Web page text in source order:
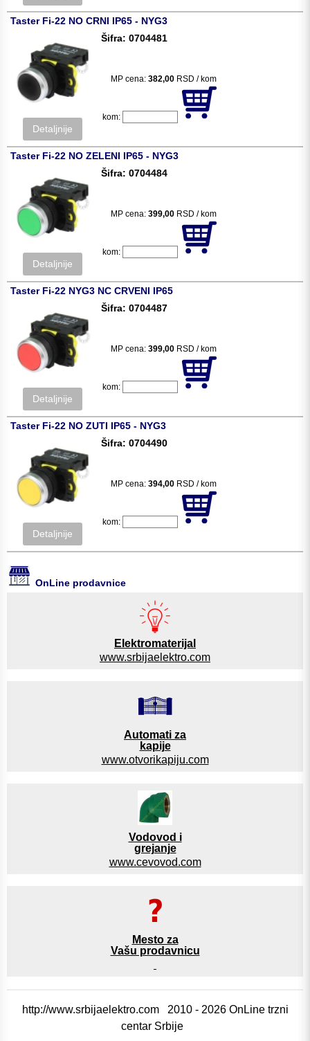
Taster Fi-22 NO CRNI IP65 - NYG3
Detaljnije
Šifra: 0704481
MP cena: 382,00 RSD / kom
kom:
Taster Fi-22 NO ZELENI IP65 - NYG3
Detaljnije
Šifra: 0704484
MP cena: 399,00 RSD / kom
kom:
Taster Fi-22 NYG3 NC CRVENI IP65
Detaljnije
Šifra: 0704487
MP cena: 399,00 RSD / kom
kom:
Taster Fi-22 NO ZUTI IP65 - NYG3
Detaljnije
Šifra: 0704490
MP cena: 394,00 RSD / kom
kom:
OnLine prodavnice
Elektromaterijal
www.srbijaelektro.com
Automati za
kapije
www.otvorikapiju.com
Vodovod i
grejanje
www.cevovod.com
Mesto za
Vašu prodavnicu
http://www.srbijaelektro.com 2010 - 2026 OnLine trzni
centar Srbije